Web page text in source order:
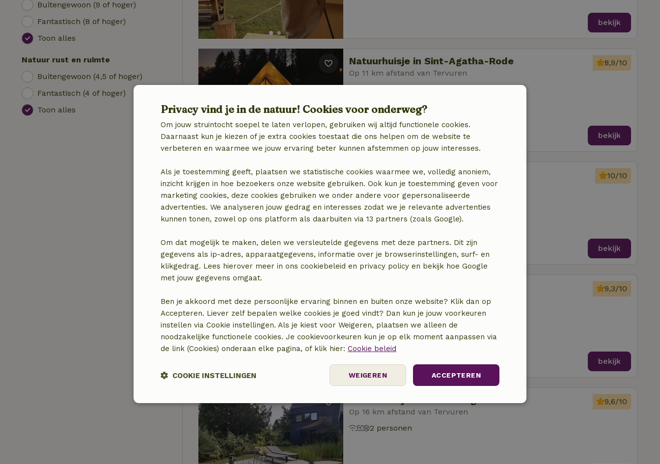
bekijk
Natuurhuisje in Sint-Agatha-Rode
Op 11 km afstand van Tervuren
8,9/10
bekijk
Natuurhuisje in Grimbergen
Op 15 km afstand van Tervuren
10/10
2 personen1 slaapkamer
bekijk
Op 15 km afstand van Tervuren
9,3/10
2 personen1 slaapkamer
bekijk
Op 16 km afstand van Tervuren
9,6/10
2 personen
Buitengewoon (9 of hoger)
Fantastisch (8 of hoger)
Toon alles
Natuur rust en ruimte
Buitengewoon (4,5 of hoger)
Fantastisch (4 of hoger)
Toon alles
Privacy vind je in de natuur! Cookies voor onderweg?
Om jouw struintocht soepel te laten verlopen, gebruiken wij altijd functionele cookies.
Daarnaast kun je kiezen of je extra cookies toestaat die ons helpen om de website te
verbeteren en waarmee we jouw ervaring beter kunnen afstemmen op jouw interesses.
Als je toestemming geeft, plaatsen we statistische cookies waarmee we, volledig anoniem,
inzicht krijgen in hoe bezoekers onze website gebruiken. Ook kun je toestemming geven voor
marketing cookies, deze cookies gebruiken we onder andere voor gepersonaliseerde
advertenties. We analyseren jouw gedrag en interesses zodat we je relevante advertenties
kunnen tonen, zowel op ons platform als daarbuiten via 13 partners (zoals Google).
Om dat mogelijk te maken, delen we versleutelde gegevens met deze partners. Dit zijn
gegevens als ip-adres, apparaatgegevens, informatie over je browserinstellingen, surf- en
klikgedrag. Lees hierover meer in ons cookiebeleid en privacy policy en bekijk hoe Google
met jouw gegevens omgaat.
Ben je akkoord met deze persoonlijke ervaring binnen en buiten onze website? Klik dan op
Accepteren. Liever zelf bepalen welke cookies je goed vindt? Dan kun je jouw voorkeuren
instellen via Cookie instellingen. Als je kiest voor Weigeren, plaatsen we alleen de
noodzakelijke functionele cookies. Je cookievoorkeuren kun je op elk moment aanpassen via
de link (Cookies) onderaan elke pagina, of klik hier: Cookie beleid
ACCEPTEREN
WEIGEREN
COOKIE INSTELLINGEN
Strikt
noodzakelijk
Prestatie Targeting Functioneel
Niet-
geclassificeerd